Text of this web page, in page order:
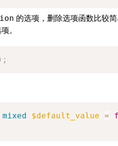
的选项，删除选项函数比较
。
;
mixed $default_value =